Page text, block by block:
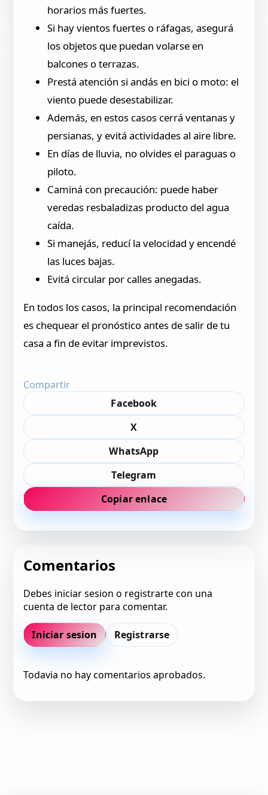
horarios más fuertes.
Si hay vientos fuertes o ráfagas, asegurá
los objetos que puedan volarse en
balcones o terrazas.
Prestá atención si andás en bici o moto: el
viento puede desestabilizar.
Además, en estos casos cerrá ventanas y
persianas, y evitá actividades al aire libre.
En días de lluvia, no olvides el paraguas o
piloto.
Caminá con precaución: puede haber
veredas resbaladizas producto del agua
caída.
Si manejás, reducí la velocidad y encendé
las luces bajas.
Evitá circular por calles anegadas.
En todos los casos, la principal recomendación
es chequear el pronóstico antes de salir de tu
casa a fin de evitar imprevistos.
Compartir
Facebook
X
WhatsApp
Telegram
Copiar enlace
Comentarios
Debes iniciar sesion o registrarte con una
cuenta de lector para comentar.
Iniciar sesion Registrarse
Todavia no hay comentarios aprobados.